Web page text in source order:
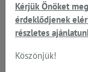
Kérjük Önöket
érdeklődjenek
részletes
Köszönjük!